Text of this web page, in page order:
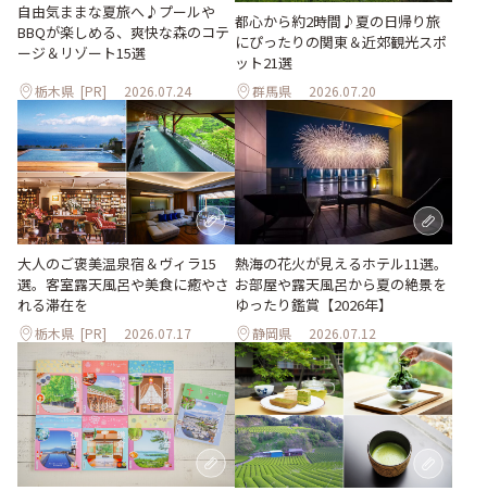
自由気ままな夏旅へ♪プールや
BBQが楽しめる、爽快な森のコテ
ージ＆リゾート15選
栃木県 [PR] 2026.07.24
都心から約2時間♪夏の日帰り旅
にぴったりの関東＆近郊観光スポ
ット21選
群馬県 2026.07.20
大人のご褒美温泉宿＆ヴィラ15
選。客室露天風呂や美食に癒やさ
れる滞在を
栃木県 [PR] 2026.07.17
熱海の花火が見えるホテル11選。
お部屋や露天風呂から夏の絶景を
ゆったり鑑賞【2026年】
静岡県 2026.07.12